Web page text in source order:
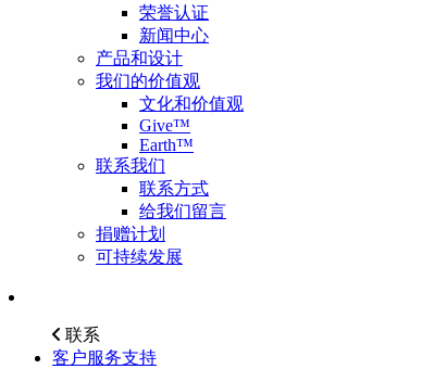
荣誉认证
新闻中心
产品和设计
我们的价值观
文化和价值观
Give™
Earth™
联系我们
联系方式
给我们留言
捐赠计划
可持续发展
联系
客户服务支持